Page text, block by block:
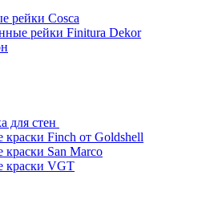
рейки Cosca
рейки Finitura Dekor
для стен
краски Finch от Goldshell
краски San Marco
краски VGT